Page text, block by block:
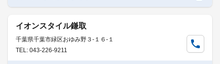
イオンスタイル鎌取
千葉県千葉市緑区おゆみ野３-１６-１
TEL: 043-226-9211